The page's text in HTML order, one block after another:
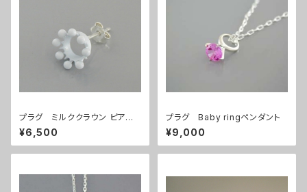
プラグ ミルククラウン ピアス
(1個)
¥6,500
プラグ Baby ringペンダント
¥9,000